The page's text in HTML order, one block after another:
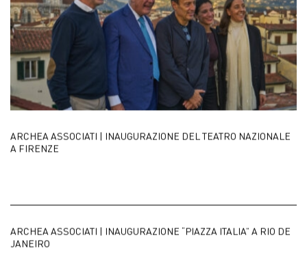
ARCHEA ASSOCIATI | INAUGURAZIONE DEL TEATRO NAZIONALE
A FIRENZE
ARCHEA ASSOCIATI | INAUGURAZIONE “PIAZZA ITALIA” A RIO DE
JANEIRO